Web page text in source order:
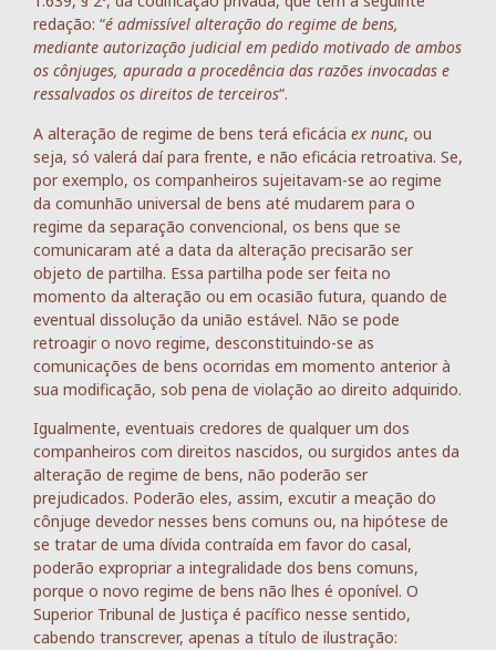
redação: “é admissível alteração do regime de bens,
mediante autorização judicial em pedido motivado de ambos
os cônjuges, apurada a procedência das razões invocadas e
ressalvados os direitos de terceiros“.
A alteração de regime de bens terá eficácia ex nunc, ou
seja, só valerá daí para frente, e não eficácia retroativa. Se,
por exemplo, os companheiros sujeitavam-se ao regime
da comunhão universal de bens até mudarem para o
regime da separação convencional, os bens que se
comunicaram até a data da alteração precisarão ser
objeto de partilha. Essa partilha pode ser feita no
momento da alteração ou em ocasião futura, quando de
eventual dissolução da união estável. Não se pode
retroagir o novo regime, desconstituindo-se as
comunicações de bens ocorridas em momento anterior à
sua modificação, sob pena de violação ao direito adquirido.
Igualmente, eventuais credores de qualquer um dos
companheiros com direitos nascidos, ou surgidos antes da
alteração de regime de bens, não poderão ser
prejudicados. Poderão eles, assim, excutir a meação do
cônjuge devedor nesses bens comuns ou, na hipótese de
se tratar de uma dívida contraída em favor do casal,
poderão expropriar a integralidade dos bens comuns,
porque o novo regime de bens não lhes é oponível. O
Superior Tribunal de Justiça é pacífico nesse sentido,
cabendo transcrever, apenas a título de ilustração: